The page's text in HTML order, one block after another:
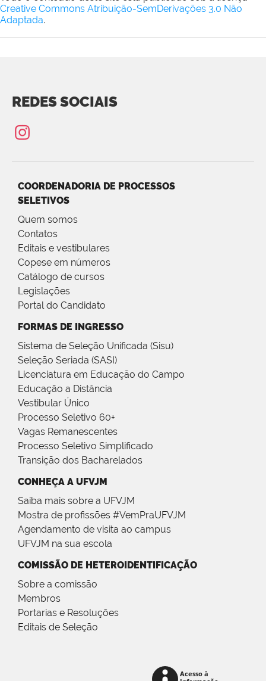
Creative Commons Atribuição-SemDerivações 3.0 Não
Adaptada.
REDES SOCIAIS
COORDENADORIA DE PROCESSOS
SELETIVOS
Quem somos
Contatos
Editais e vestibulares
Copese em números
Catálogo de cursos
Legislações
Portal do Candidato
FORMAS DE INGRESSO
Sistema de Seleção Unificada (Sisu)
Seleção Seriada (SASI)
Licenciatura em Educação do Campo
Educação a Distância
Vestibular Único
Processo Seletivo 60+
Vagas Remanescentes
Processo Seletivo Simplificado
Transição dos Bacharelados
CONHEÇA A UFVJM
Saiba mais sobre a UFVJM
Mostra de profissões #VemPraUFVJM
Agendamento de visita ao campus
UFVJM na sua escola
COMISSÃO DE HETEROIDENTIFICAÇÃO
Sobre a comissão
Membros
Portarias e Resoluções
Editais de Seleção